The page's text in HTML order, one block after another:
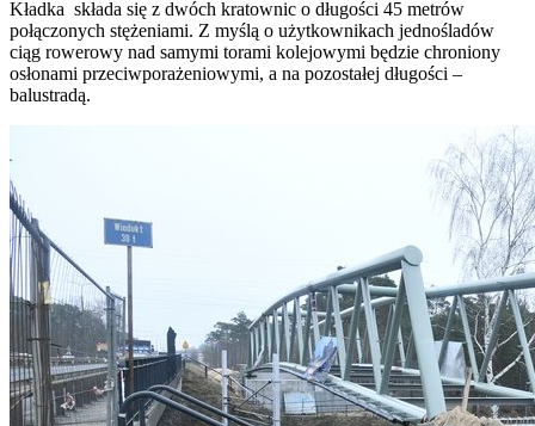
Kładka składa się z dwóch kratownic o długości 45 metrów
połączonych stężeniami. Z myślą o użytkownikach jednośladów
ciąg rowerowy nad samymi torami kolejowymi będzie chroniony
osłonami przeciwporażeniowymi, a na pozostałej długości –
balustradą.